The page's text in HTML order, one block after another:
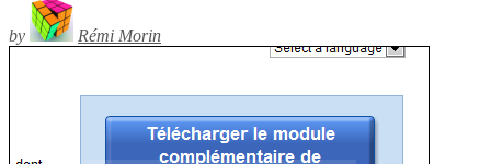
by Rémi Morin